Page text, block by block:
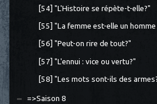
[54] "L'Histoire se répète-t-elle?"
[55] "La femme est-elle un
[56] "Peut-on rire de tout?"
[57] "L'ennui : vice ou vertu?"
[58] "Les mots sont-ils des
=>Saison 8